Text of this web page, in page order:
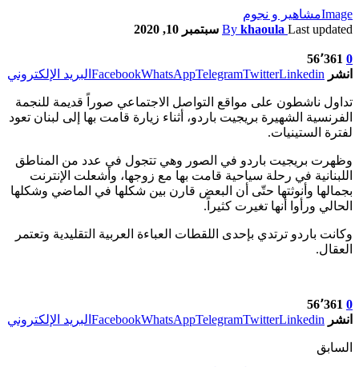
Imageمشاهير و نجوم
By khaoula Last updated سبتمبر 10, 2020
0 56٬361
انشر
FacebookWhatsAppTelegramTwitterLinkedin البريد الإلكتروني
تداول ناشطون على مواقع التواصل الاجتماعي صوراً قديمة للنجمة
الفرنسية الشهيرة بريجيت باردو، أثناء زيارة قامت بها إلى لبنان تعود
لفترة الستينيات.
وظهرت بريجيت باردو في الصور وهي تتجول في عدد من المناطق
اللبنانية في رحلة سياحية قامت بها مع زوجها، وأشعلت الإنترنت
بجمالها وأنوثتها حتّى أن البعض قارن بين شكلها في الماضي وشكلها
الحالي ورأوا أنها تغيرت كثيراً.
وكانت باردو ترتدي بإحدى اللقطات العباءة العربية التقليدية وتعتمر
العقال.
0 56٬361
انشر
FacebookWhatsAppTelegramTwitterLinkedin البريد الإلكتروني
السابق